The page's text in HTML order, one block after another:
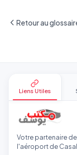
Retour au
Liens Utiles
Votre partenaire
l'aéroport de